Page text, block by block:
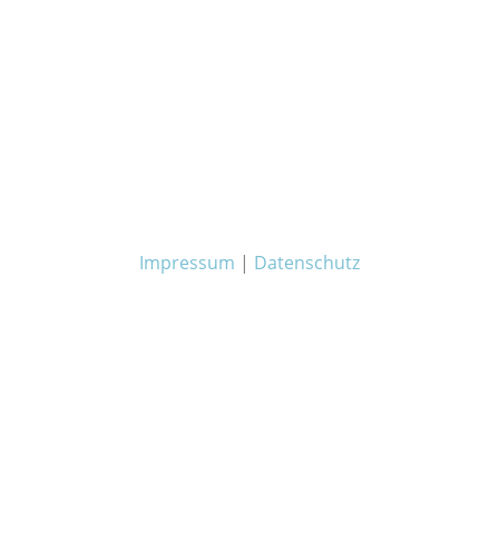
Impressum | Datenschutz